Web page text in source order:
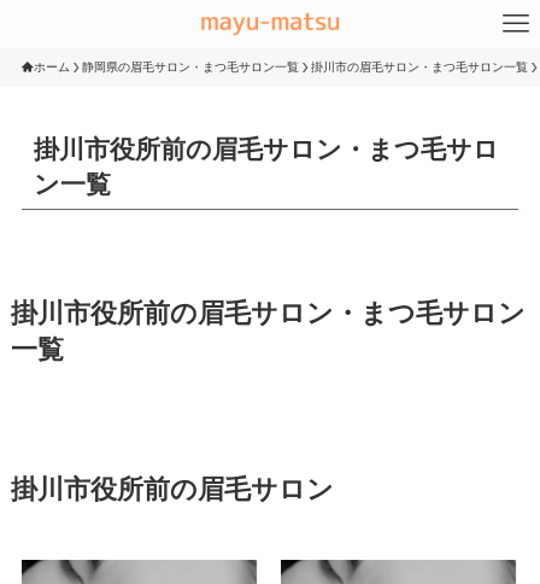
ホーム 静岡県の眉毛サロン・まつ毛サロン一覧 掛川市の眉毛サロン・まつ毛サロン一覧
掛川市役所前の眉毛サロン・まつ毛サロ
ン一覧
掛川市役所前の眉毛サロン・まつ毛サロン
一覧
掛川市役所前の眉毛サロン